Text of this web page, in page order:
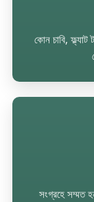
কোন চাবি,
সংগ্রহে সম্মত